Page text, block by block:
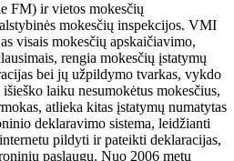
FM) ir vietos mokesčių
mokesčių inspekcijos. VMI
visais mokesčių apskaičiavimo,
rengia mokesčių įstatymų
bei jų užpildymo tvarkas, vykdo
laiku nesumokėtus mokesčius,
atlieka kitas įstatymų numatytas
deklaravimo sistema, leidžianti
pildyti ir pateikti deklaracijas,
paslaugų. Nuo 2006 metų